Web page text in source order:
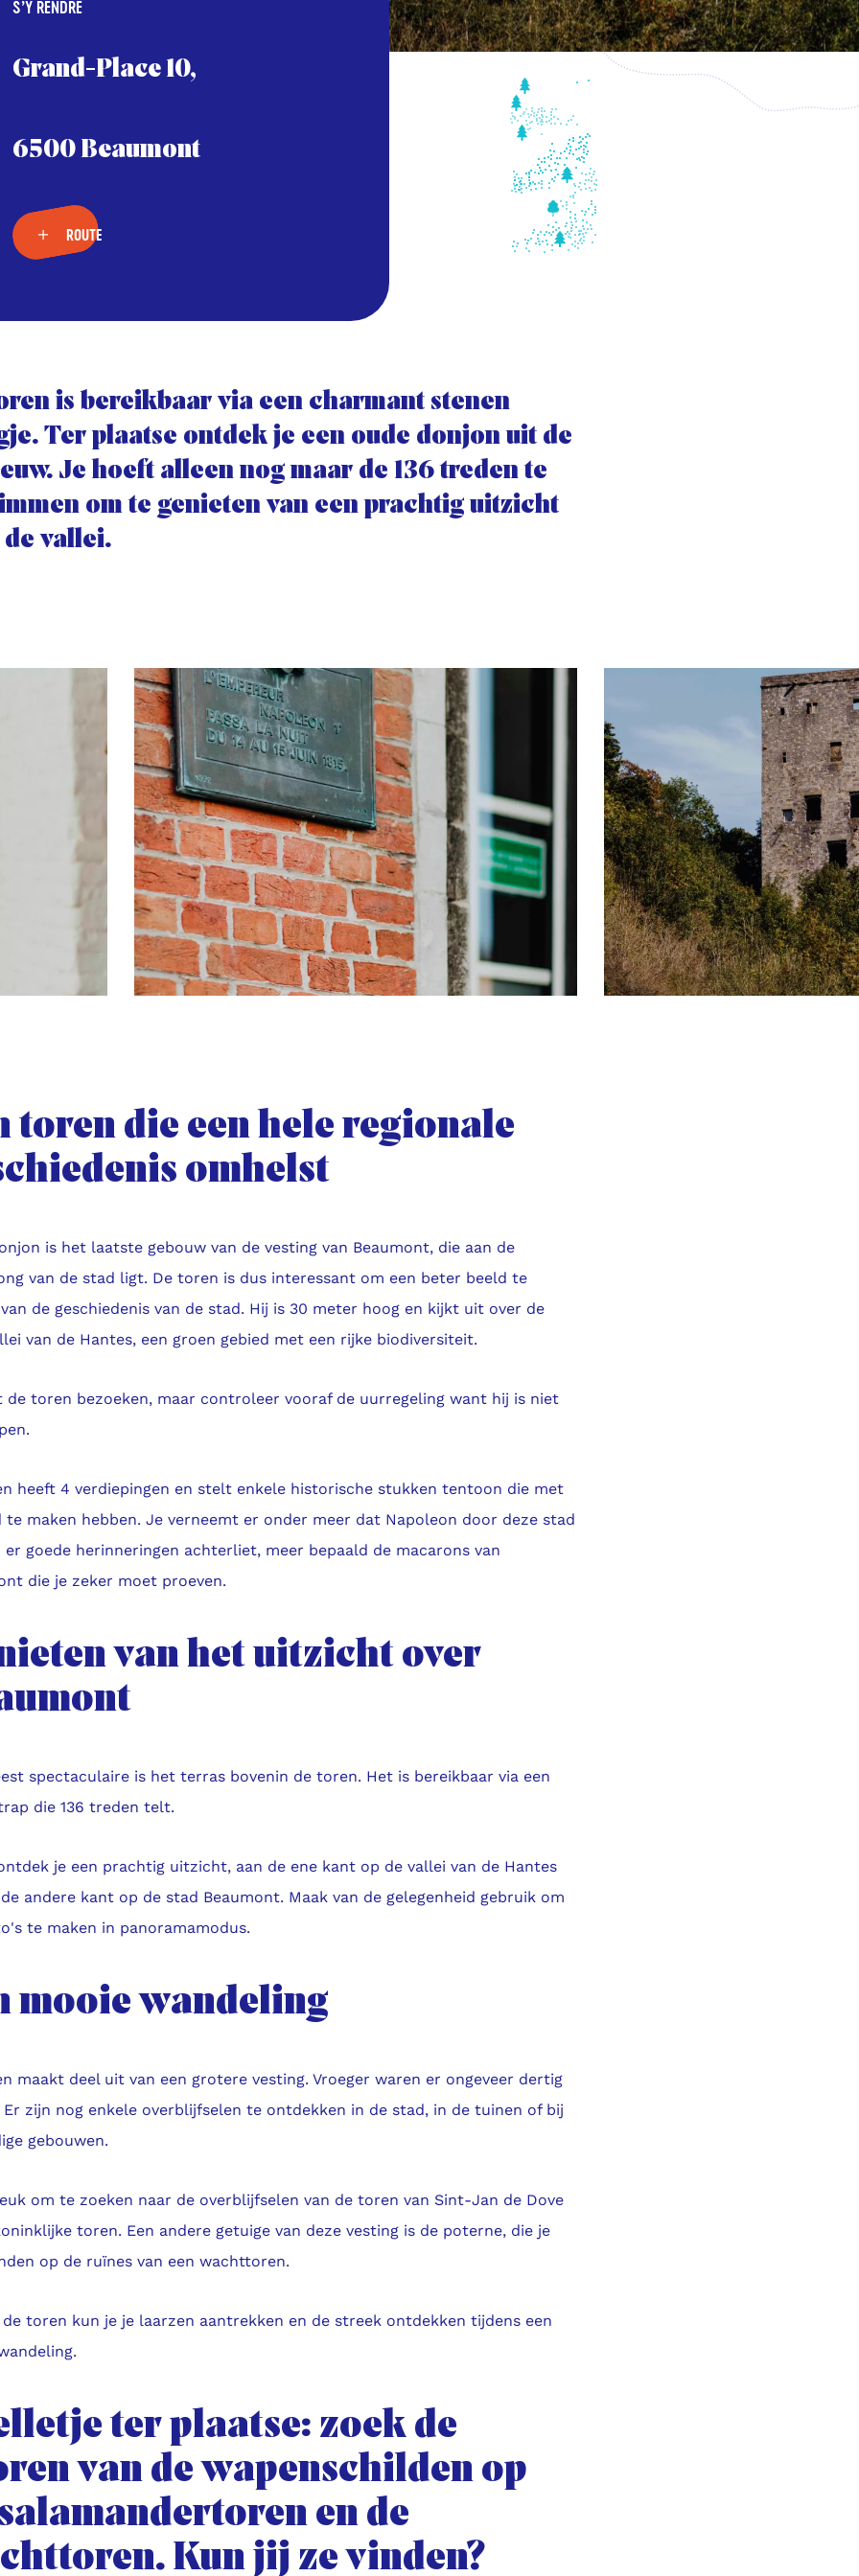
S’Y RENDRE
Grand-Place 10,
6500 Beaumont
ROUTE
is bereikbaar via een charmant stenen
Ter plaatse ontdek je een oude donjon uit de
Je hoeft alleen nog maar de 136 treden te
om te genieten van een prachtig uitzicht
vallei.
toren die een hele regionale
omhelst
is het laatste gebouw van de vesting van Beaumont, die aan de
van de stad ligt. De toren is dus interessant om een beter beeld te
de geschiedenis van de stad. Hij is 30 meter hoog en kijkt uit over de
van de Hantes, een groen gebied met een rijke biodiversiteit.
de toren bezoeken, maar controleer vooraf de uurregeling want hij is niet
heeft 4 verdiepingen en stelt enkele historische stukken tentoon die met
te maken hebben. Je verneemt er onder meer dat Napoleon door deze stad
goede herinneringen achterliet, meer bepaald de macarons van
die je zeker moet proeven.
van het uitzicht over
spectaculaire is het terras bovenin de toren. Het is bereikbaar via een
die 136 treden telt.
je een prachtig uitzicht, aan de ene kant op de vallei van de Hantes
andere kant op de stad Beaumont. Maak van de gelegenheid gebruik om
te maken in panoramamodus.
mooie wandeling
maakt deel uit van een grotere vesting. Vroeger waren er ongeveer dertig
zijn nog enkele overblijfselen te ontdekken in de stad, in de tuinen of bij
gebouwen.
om te zoeken naar de overblijfselen van de toren van Sint-Jan de Dove
toren. Een andere getuige van deze vesting is de poterne, die je
op de ruïnes van een wachttoren.
toren kun je je laarzen aantrekken en de streek ontdekken tijdens een
ter plaatse: zoek de
van de wapenschilden op
en de
Kun jij ze vinden?